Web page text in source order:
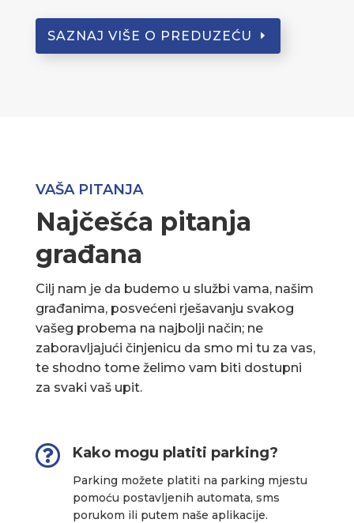
SAZNAJ VIŠE O PREDUZEĆU
VAŠA PITANJA
Najčešća pitanja
građana
Cilj nam je da budemo u službi vama, našim
građanima, posvećeni rješavanju svakog
vašeg probema na najbolji način; ne
zaboravljajući činjenicu da smo mi tu za vas,
te shodno tome želimo vam biti dostupni
za svaki vaš upit.
 Kako mogu platiti parking?
Parking možete platiti na parking mjestu
pomoću postavljenih automata, sms
porukom ili putem naše aplikacije.